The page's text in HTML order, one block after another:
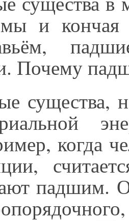
и кончая
Почему
существа,
когда
падшим.